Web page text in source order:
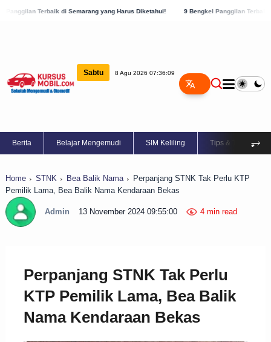
di Semarang yang Harus Diketahui! 9 Bengkel Panggilan Terbaik di Kabupaten
Sabtu 8 Agu 2026 07:36:10
Berita Belajar Mengemudi SIM Keliling Tips & Trik ⥅
Home STNK Bea Balik Nama
Perpanjang STNK Tak Perlu KTP
Pemilik Lama, Bea Balik Nama Kendaraan Bekas
Admin 13 November 2024 09:55:00 4 min read
Perpanjang STNK Tak Perlu
KTP Pemilik Lama, Bea Balik
Nama Kendaraan Bekas